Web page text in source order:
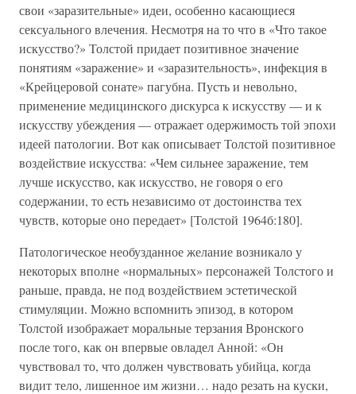
свои «заразительные» идеи, особенно касающиеся
сексуального влечения. Несмотря на то что в «Что такое
искусство?» Толстой придает позитивное значение
понятиям «заражение» и «заразительность», инфекция в
«Крейцеровой сонате» пагубна. Пусть и невольно,
применение медицинского дискурса к искусству — и к
искусству убеждения — отражает одержимость той эпохи
идеей патологии. Вот как описывает Толстой позитивное
воздействие искусства: «Чем сильнее заражение, тем
лучше искусство, как искусство, не говоря о его
содержании, то есть независимо от достоинства тех
чувств, которые оно передает» [Толстой 1964б:180].
Патологическое необузданное желание возникало у
некоторых вполне «нормальных» персонажей Толстого и
раньше, правда, не под воздействием эстетической
стимуляции. Можно вспомнить эпизод, в котором
Толстой изображает моральные терзания Вронского
после того, как он впервые овладел Анной: «Он
чувствовал то, что должен чувствовать убийца, когда
видит тело, лишенное им жизни… надо резать на куски,